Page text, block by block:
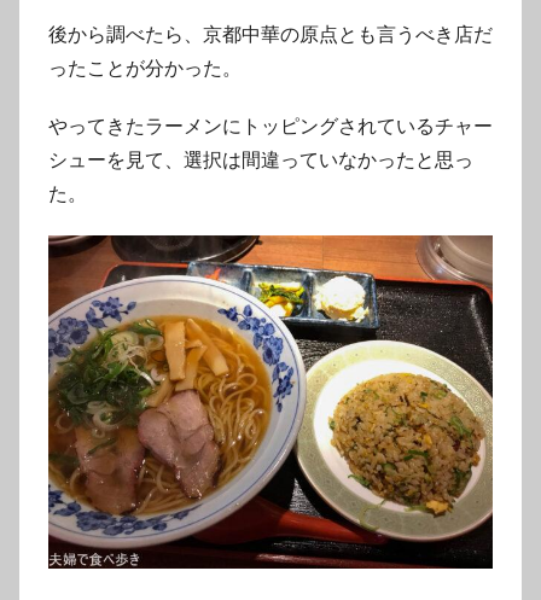
後から調べたら、京都中華の原点とも言うべき店だ
ったことが分かった。
やってきたラーメンにトッピングされているチャー
シューを見て、選択は間違っていなかったと思っ
た。